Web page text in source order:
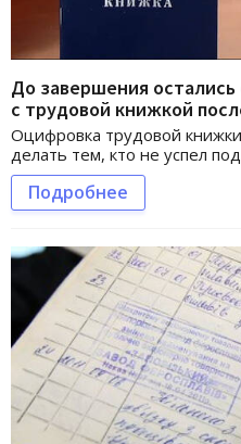
До завершения
с трудовой книжкой
Оцифровка трудовой
делать тем, кто не успел
Подробнее